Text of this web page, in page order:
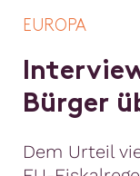
EUROPA
Intervie
Bürger ü
Dem Urteil